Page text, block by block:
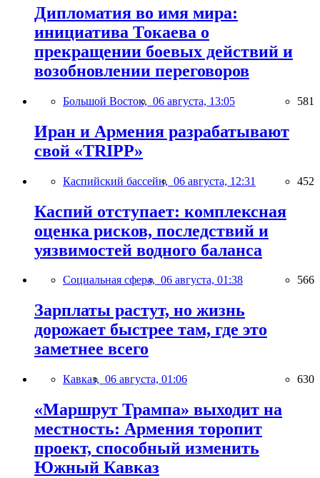
Дипломатия во имя мира:
инициатива Токаева о
прекращении боевых действий и
возобновлении переговоров
Большой Восток, 06 августа, 13:05 581
Иран и Армения разрабатывают
свой «TRIPP»
Каспийский бассейн, 06 августа, 12:31 452
Каспий отступает: комплексная
оценка рисков, последствий и
уязвимостей водного баланса
Социальная сфера, 06 августа, 01:38 566
Зарплаты растут, но жизнь
дорожает быстрее там, где это
заметнее всего
Кавказ, 06 августа, 01:06 630
«Маршрут Трампа» выходит на
местность: Армения торопит
проект, способный изменить
Южный Кавказ